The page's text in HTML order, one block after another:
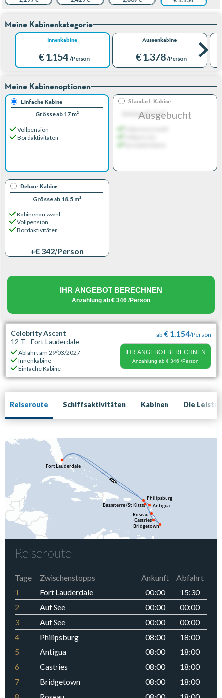
Meine Kabinenkategorie
Innenkabine
€ 1.154 /Person
Aussenkabine
€ 1.378 /Person
Meine Kabinenoptionen
Einfache Kabine
Grösse ab 17 m²
Vollpension
Bordaktivitäten
Standart-Kabine
Grösse ab 17 m²
Ausgebucht
Deluxe-Kabine
Grösse ab 18.5 m²
Kabinenauswahl
Vollpension
Bordaktivitäten
+€ 342/Person
IHR ANGEBOT BERECHNEN
Anzahlung ab € 346 /Person
Celebrity Ascent
12 T - Fort Lauderdale
Abfahrt am29/03/2027
Innenkabine
Einfache Kabine
ab € 1.154/Person
IHR ANGEBOT BERECHNEN
Anzahlung ab € 346 /Person
Reiseroute Schiffsaktivitäten Kabinen Die
Reiseroute
Tage Zwischenstopps Ankunft
Abfahrt
1
Fort Lauderdale 00:00
15:30
2
Auf See 00:00
00:00
3
Auf See 00:00
00:00
4
Philipsburg 08:00
18:00
5
Antigua 08:00
18:00
6
Castries 08:00
18:00
7
Bridgetown 08:00
18:00